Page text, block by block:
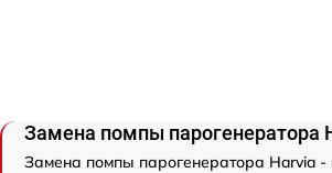
Замена помпы парогенератора
Замена помпы парогенератора Harvia